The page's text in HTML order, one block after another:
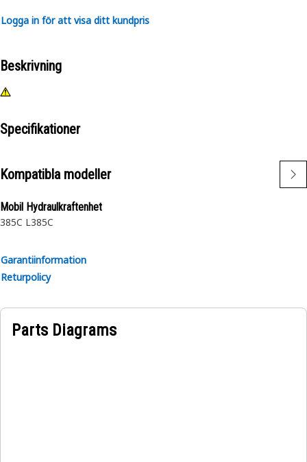
Logga in för att visa ditt kundpris
Beskrivning
Specifikationer
Kompatibla modeller
Mobil Hydraulkraftenhet
385C L385C
Garantiinformation
Returpolicy
Parts Diagrams